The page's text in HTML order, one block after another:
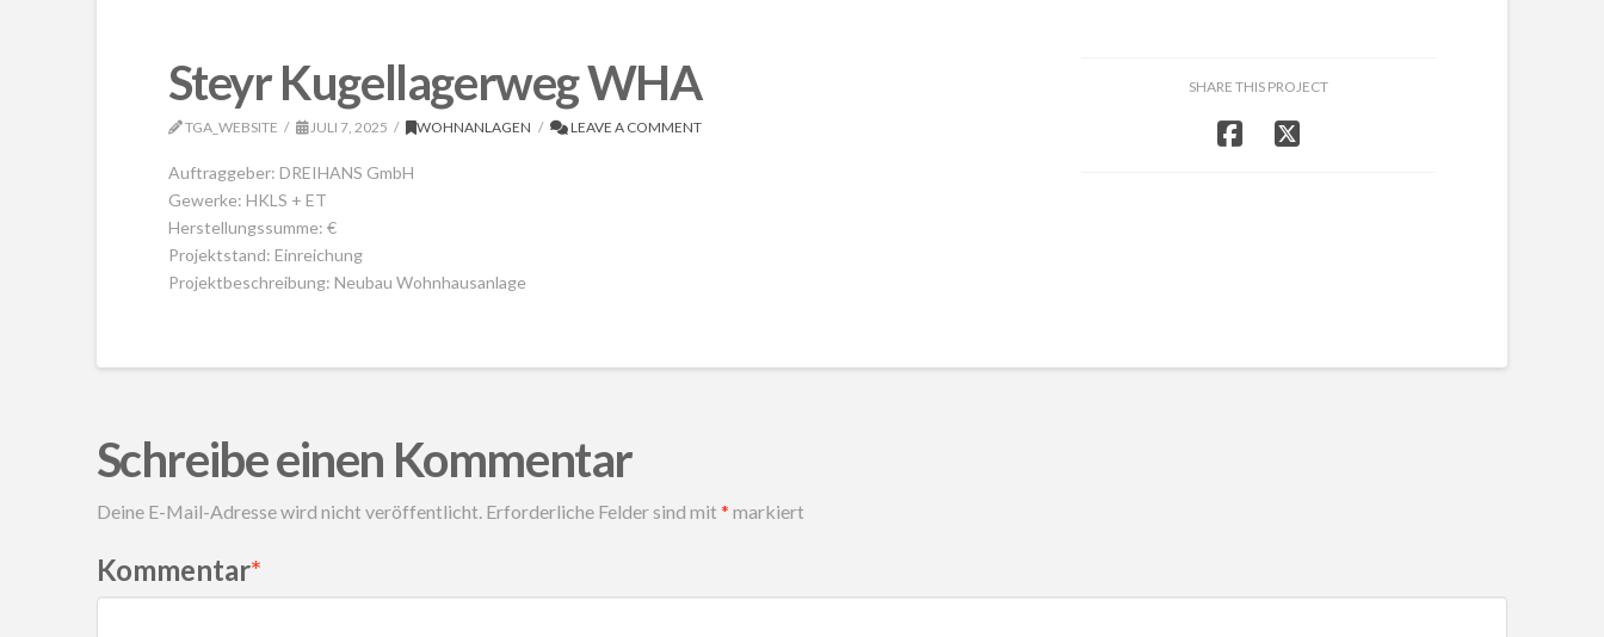
Steyr Kugellagerweg WHA
TGA_WEBSITE JULI 7, 2025 WOHNANLAGEN LEAVE A COMMENT
Auftraggeber: DREIHANS GmbH
Gewerke: HKLS + ET
Herstellungssumme: €
Projektstand: Einreichung
Projektbeschreibung: Neubau Wohnhausanlage
SHARE THIS PROJECT
Schreibe einen Kommentar
Deine E-Mail-Adresse wird nicht veröffentlicht. Erforderliche Felder sind mit * markiert
Kommentar*